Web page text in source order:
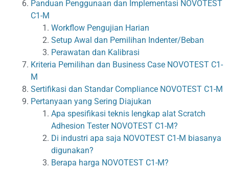
Panduan Penggunaan dan Implementasi NOVOTEST
C1-M
Workflow Pengujian Harian
Setup Awal dan Pemilihan Indenter/Beban
Perawatan dan Kalibrasi
Kriteria Pemilihan dan Business Case NOVOTEST C1-
M
Sertifikasi dan Standar Compliance NOVOTEST C1-M
Pertanyaan yang Sering Diajukan
Apa spesifikasi teknis lengkap alat Scratch
Adhesion Tester NOVOTEST C1-M?
Di industri apa saja NOVOTEST C1-M biasanya
digunakan?
Berapa harga NOVOTEST C1-M?